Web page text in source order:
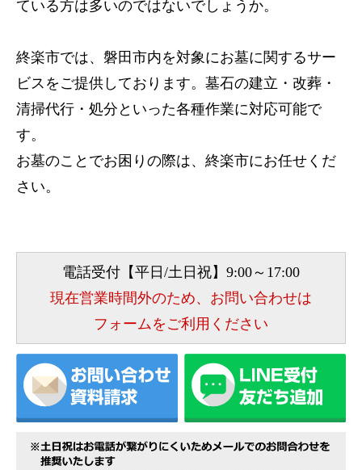
ている方は多いのではないでしょうか。
終楽市では、磐田市内を対象にお墓に関するサー
ビスをご提供しております。墓石の建立・改葬・
清掃代行・処分といった各種作業に対応可能で
す。
お墓のことでお困りの際は、終楽市にお任せくだ
さい。
電話受付【平日/土日祝】9:00～17:00
現在営業時間外のため、お問い合わせは
フォームをご利用ください